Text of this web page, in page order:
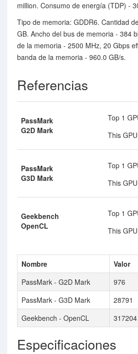
million. Consumo de energía (TDP) -
Tipo de memoria: GDDR6. Cantidad
GB. Ancho del bus de memoria - 384
de la memoria - 2500 MHz, 20 Gbps
banda de la memoria - 960.0 GB/s.
Referencias
PassMark
G2D Mark
Top 1
This GPU
PassMark
G3D Mark
Top 1
This GPU
Geekbench
OpenCL
Top 1
This GPU
Nombre
Valor
PassMark - G2D Mark
976
PassMark - G3D Mark
28791
Geekbench - OpenCL
317204
Especificaciones